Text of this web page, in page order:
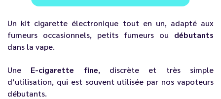
Un kit cigarette électronique tout en un, adapté aux
fumeurs occasionnels, petits fumeurs ou débutants
dans la vape.
Une E-cigarette fine, discrète et très simple
d’utilisation, qui est souvent utilisée par nos vapoteurs
débutants.